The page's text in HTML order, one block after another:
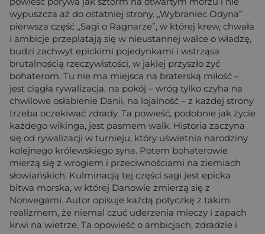
wypuszcza aż do ostatniej strony. „Wybraniec Odyna”
pierwsza część „Sagi o Ragnarze”, w której krew, chwała
i ambicje przeplatają się w nieustannej walce o władzę,
budzi zachwyt epickimi pojedynkami i wstrząsa
brutalnością rzeczywistości, w jakiej przyszło żyć
bohaterom. Tu nie ma miejsca na braterską miłość –
jest ciągła rywalizacja, na pokój – wróg tylko czyha na
chwilowe osłabienie Danii, na lojalność – z każdej strony
trzeba oczekiwać zdrady. Ta powieść, podobnie jak życie
każdego wikinga, jest pasmem walk. Historia zaczyna
się od rywalizacji w turnieju, który uświetnia narodziny
kolejnego królewskiego syna. Potem bohaterowie
mierzą się z wrogiem i przeciwnościami na ziemiach
słowiańskich. Kulminacją tej części sagi jest epicka
bitwa morska, w której Danowie zmierzą się z
Norwegami. Autor opisuje każdą potyczkę z takim
realizmem, że niemal czuć uderzenia mieczy i zapach
krwi na wietrze. Ta opowieść o ambicjach, zdradzie i